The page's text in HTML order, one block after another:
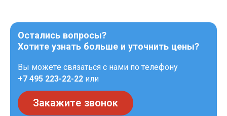
Остались вопросы?
Хотите узнать больше и уточнить цены?
Вы можете связаться с нами по телефону
+7 495 223-22-22 или
Закажите звонок